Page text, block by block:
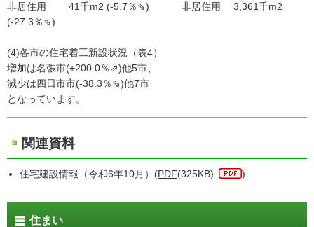
非居住用 41千m2 (-5.7％⇘) 非居住用 3,361千m2
(-27.3％⇘)
(4)各市の住宅着工新設状況（表4）
増加は名張市(+200.0％⇗)他5市、
減少は四日市市(-38.3％⇘)他7市
となっています。
関連資料
住宅建設情報（令和6年10月）(PDF(325KB) )
住まい